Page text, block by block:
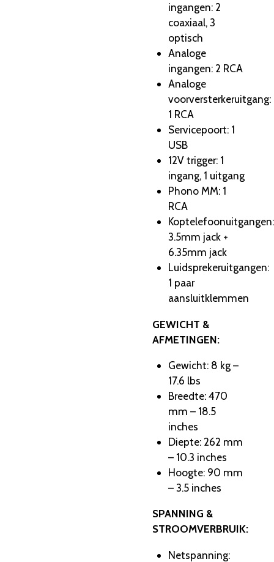
ingangen: 2
coaxiaal, 3
optisch
Analoge
ingangen: 2 RCA
Analoge
voorversterkeruitgang:
1 RCA
Servicepoort: 1
USB
12V trigger: 1
ingang, 1 uitgang
Phono MM: 1
RCA
Koptelefoonuitgangen:
3.5mm jack +
6.35mm jack
Luidsprekeruitgangen:
1 paar
aansluitklemmen
GEWICHT &
AFMETINGEN:
Gewicht: 8 kg –
17.6 lbs
Breedte: 470
mm – 18.5
inches
Diepte: 262 mm
– 10.3 inches
Hoogte: 90 mm
– 3.5 inches
SPANNING &
STROOMVERBRUIK:
Netspanning: